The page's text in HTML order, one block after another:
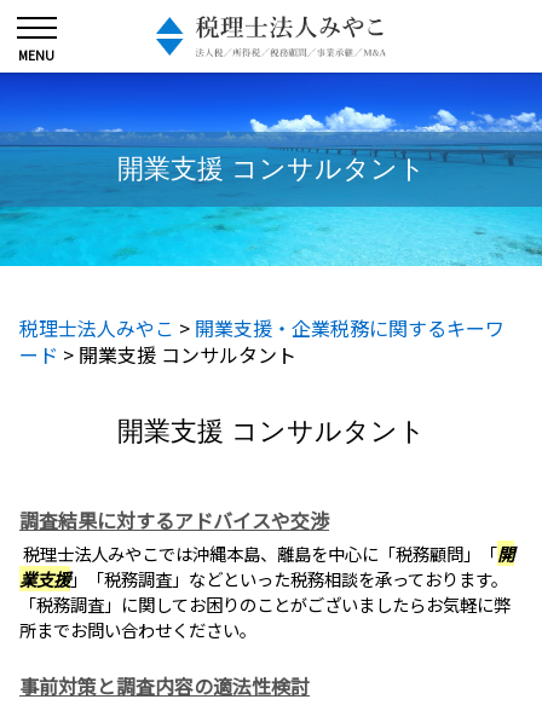
開業支援 コンサルタント
税理士法人みやこ > 開業支援・企業税務に関するキーワ
ード > 開業支援 コンサルタント
開業支援 コンサルタント
調査結果に対するアドバイスや交渉
税理士法人みやこでは沖縄本島、離島を中心に「税務顧問」「開
業支援」「税務調査」などといった税務相談を承っております。
「税務調査」に関してお困りのことがございましたらお気軽に弊
所までお問い合わせください。
事前対策と調査内容の適法性検討